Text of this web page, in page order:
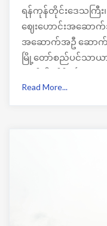
ရန်ကုန်တိုင်းဒေသကြီး
ဈေးဟောင်းအဆော
အဆောက်အဦ ဆောက်
မြို့တော်စည်ပင်သာယ
၂၀၂၃ ခုနှစ် ဩဂုတ်လ
Read More...